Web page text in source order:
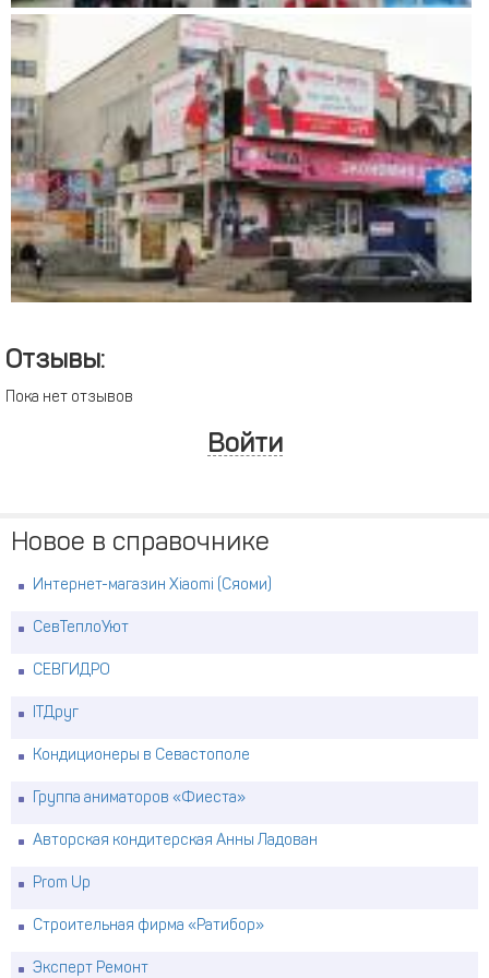
Отзывы:
Пока нет отзывов
Войти
Новое в справочнике
Интернет-магазин Xiaomi (Сяоми)
СевТеплоУют
СЕВГИДРО
ITДруг
Кондиционеры в Севастополе
Группа аниматоров «Фиеста»
Авторская кондитерская Анны Ладован
Prom Up
Строительная фирма «Ратибор»
Эксперт Ремонт